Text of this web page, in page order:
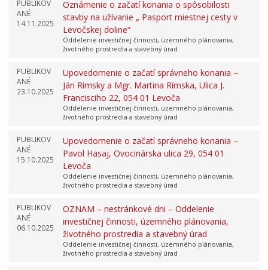
PUBLIKOV
ANÉ
14.11.2025
Oznámenie o začatí konania o spôsobilosti
stavby na užívanie „ Pasport miestnej cesty v
Levočskej doline“
Oddelenie investičnej činnosti, územného plánovania,
životného prostredia a stavebný úrad
PUBLIKOV
ANÉ
23.10.2025
Upovedomenie o začatí správneho konania –
Ján Rímsky a Mgr. Martina Rímska, Ulica J.
Francisciho 22, 054 01 Levoča
Oddelenie investičnej činnosti, územného plánovania,
životného prostredia a stavebný úrad
PUBLIKOV
ANÉ
15.10.2025
Upovedomenie o začatí správneho konania –
Pavol Hasaj, Ovocinárska ulica 29, 054 01
Levoča
Oddelenie investičnej činnosti, územného plánovania,
životného prostredia a stavebný úrad
PUBLIKOV
ANÉ
06.10.2025
OZNAM – nestránkové dni – Oddelenie
investičnej činnosti, územného plánovania,
životného prostredia a stavebný úrad
Oddelenie investičnej činnosti, územného plánovania,
životného prostredia a stavebný úrad